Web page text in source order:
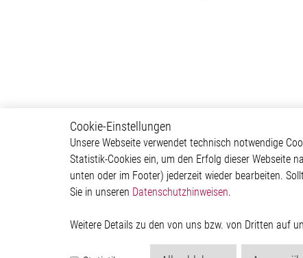
Infotainment
Head Unit
Human Machine Interface
(HMI)
ADAS
Body
Cookie-Einstellungen
Unsere Webseite verwendet technisch notwendige
Statistik-Cookies ein, um den Erfolg dieser Webseite
unten oder im Footer) jederzeit wieder bearbeiten.
Sie in unseren Datenschutzhinweisen.
Weitere Details zu den von uns bzw. von Dritten auf